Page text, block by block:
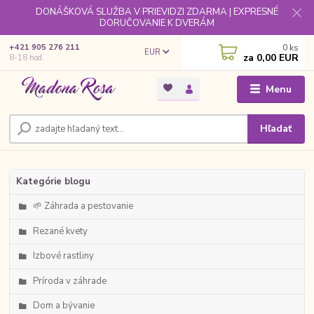
DONÁŠKOVÁ SLUŽBA V PRIEVIDZI ZDARMA | EXPRESNÉ
DORUČOVANIE K DVERÁM
Menu
EUR
Hľadať
+421 905 276 211
8-18 hod.
0 ks
za 0,00 EUR
Kategórie blogu
🌱 Záhrada a pestovanie
Rezané kvety
Izbové rastliny
Príroda v záhrade
Dom a bývanie